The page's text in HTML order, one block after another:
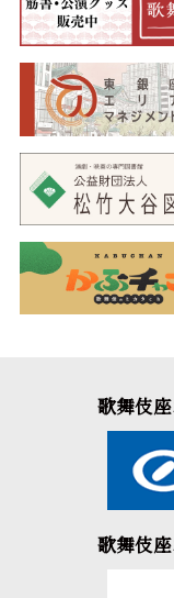
歌舞伎
歌舞伎